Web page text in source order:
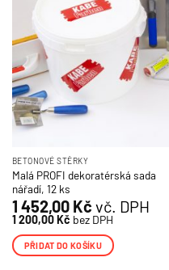
BETONOVÉ STĚRKY
Malá PROFI dekoratérská sada
nářadí, 12 ks
1 452,00 Kč vč. DPH
1 200,00Kč bez DPH
PŘIDAT DO KOŠÍKU